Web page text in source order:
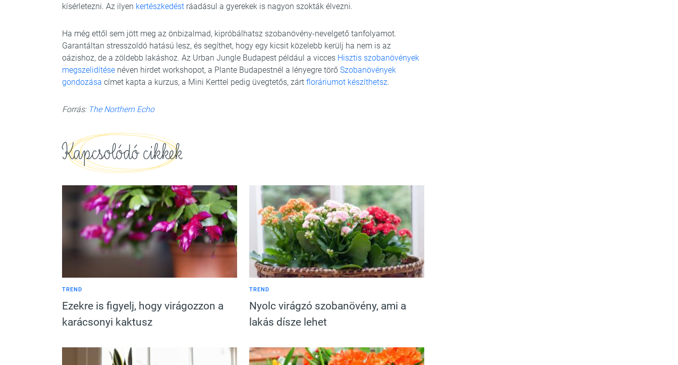
kísérletezni. Az ilyen kertészkedést ráadásul a gyerekek is nagyon szokták élvezni.
Ha még ettől sem jött meg az önbizalmad, kipróbálhatsz szobanövény-nevelgető tanfolyamot.
Garantáltan stresszoldó hatású lesz, és segíthet, hogy egy kicsit közelebb kerülj ha nem is az
oázishoz, de a zöldebb lakáshoz. Az Urban Jungle Budapest például a vicces Hisztis szobanövények
megszelidítése néven hirdet workshopot, a Plante Budapestnél a lényegre törő Szobanövények
gondozása címet kapta a kurzus, a Mini Kerttel pedig üvegtetős, zárt floráriumot készíthetsz.
Forrás: The Northern Echo
Kapcsolódó cikkek
TREND
Ezekre is figyelj, hogy virágozzon a
karácsonyi kaktusz
TREND
Nyolc virágzó szobanövény, ami a
lakás dísze lehet